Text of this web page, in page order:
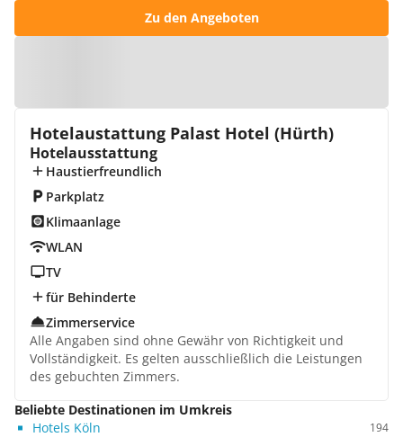
Zu den Angeboten
Hotelaustattung Palast Hotel (Hürth)
Hotelausstattung
Haustierfreundlich
Parkplatz
Klimaanlage
WLAN
TV
für Behinderte
Zimmerservice
Alle Angaben sind ohne Gewähr von Richtigkeit und
Vollständigkeit. Es gelten ausschließlich die Leistungen
des gebuchten Zimmers.
Beliebte Destinationen im Umkreis
Hotels Köln
194